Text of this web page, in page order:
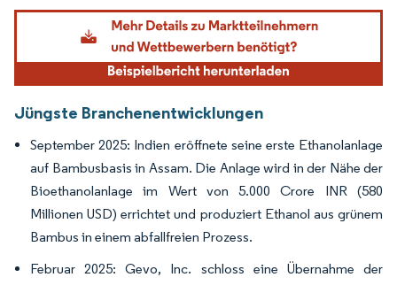
Bild © Mordor Intelligence. Wiederverwendung erfordert Namensnennung gemäß
Jüngste Branchenentwicklungen
September 2025: Indien eröffnete seine erste Ethanolanlage
auf Bambusbasis in Assam. Die Anlage wird in der Nähe der
Bioethanolanlage im Wert von 5.000 Crore INR (580
Millionen USD) errichtet und produziert Ethanol aus grünem
Bambus in einem abfallfreien Prozess.
Februar 2025: Gevo, Inc. schloss eine Übernahme der